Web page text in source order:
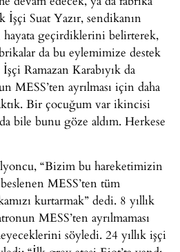
İşçi Suat Yazır, sendikanın
hayata geçirdiklerini belirterek,
da bu eylemimize destek
Ramazan Karabıyık da
MESS’ten ayrılması için daha
Bir çocuğum var ikincisi
bile bunu göze aldım. Herkese
“Bizim bu hareketimizin
MESS’ten tüm
kurtarmak” dedi. 8 yıllık
MESS’ten ayrılmaması
söyledi. 24 yıllık işçi